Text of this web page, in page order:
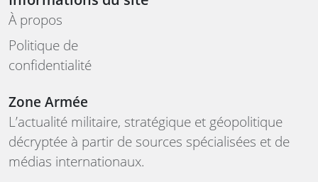
À propos
Politique de
confidentialité
Zone Armée
L’actualité militaire, stratégique et géopolitique
décryptée à partir de sources spécialisées et de
médias internationaux.